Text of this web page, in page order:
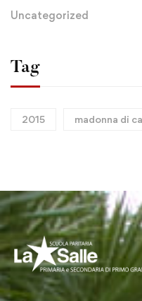
Uncategorized
Tag
2015 madonna di